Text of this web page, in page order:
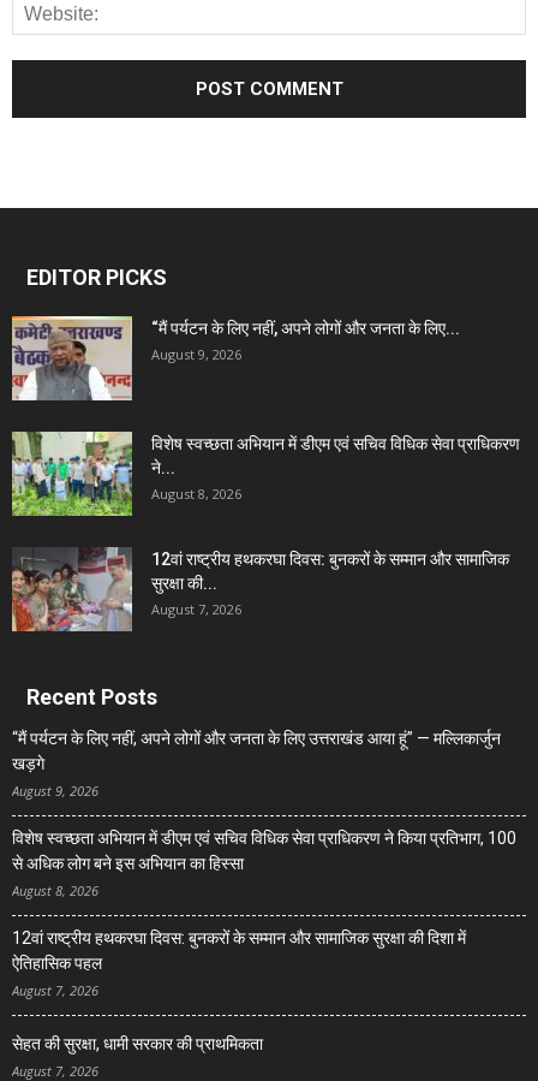
EDITOR PICKS
“मैं पर्यटन के लिए नहीं, अपने लोगों और जनता के लिए...
August 9, 2026
विशेष स्वच्छता अभियान में डीएम एवं सचिव विधिक सेवा प्राधिकरण
ने...
August 8, 2026
12वां राष्ट्रीय हथकरघा दिवस: बुनकरों के सम्मान और सामाजिक
सुरक्षा की...
August 7, 2026
Recent Posts
“मैं पर्यटन के लिए नहीं, अपने लोगों और जनता के लिए उत्तराखंड आया हूं” — मल्लिकार्जुन
खड़गे
August 9, 2026
विशेष स्वच्छता अभियान में डीएम एवं सचिव विधिक सेवा प्राधिकरण ने किया प्रतिभाग, 100
से अधिक लोग बने इस अभियान का हिस्सा
August 8, 2026
12वां राष्ट्रीय हथकरघा दिवस: बुनकरों के सम्मान और सामाजिक सुरक्षा की दिशा में
ऐतिहासिक पहल
August 7, 2026
सेहत की सुरक्षा, धामी सरकार की प्राथमिकता
August 7, 2026